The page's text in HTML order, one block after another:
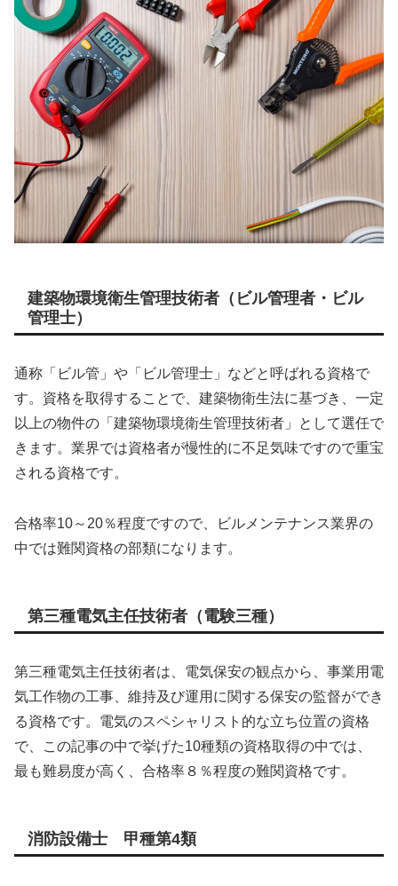
建築物環境衛生管理技術者（ビル管理者・ビル
管理士）
通称「ビル管」や「ビル管理士」などと呼ばれる資格で
す。資格を取得することで、建築物衛生法に基づき、一定
以上の物件の「建築物環境衛生管理技術者」として選任で
きます。業界では資格者が慢性的に不足気味ですので重宝
される資格です。
合格率10～20％程度ですので、ビルメンテナンス業界の
中では難関資格の部類になります。
第三種電気主任技術者（電験三種）
第三種電気主任技術者は、電気保安の観点から、事業用電
気工作物の工事、維持及び運用に関する保安の監督ができ
る資格です。電気のスペシャリスト的な立ち位置の資格
で、この記事の中で挙げた10種類の資格取得の中では、
最も難易度が高く、合格率８％程度の難関資格です。
消防設備士 甲種第4類